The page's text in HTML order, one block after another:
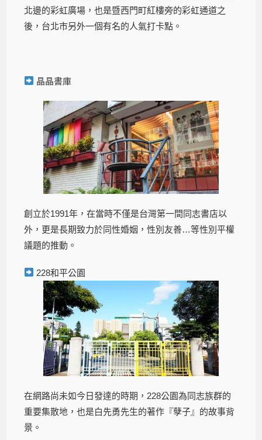
北邊的彩虹廣場，也是暨西門町紅樓旁的彩虹通道之
後，台北市另外一個有名的人氣打卡點。
晶晶書庫
創立於1991年，在當時不僅是台灣第一間同志書店以
外，更是長期致力於同性婚姻，性別友善…等性別平權
議題的推動。
228和平公園
在網路尚未如今日發達的時期，228公園為同志族群的
重要集散地，也是白先勇先生的著作『孽子』的故事背
景。